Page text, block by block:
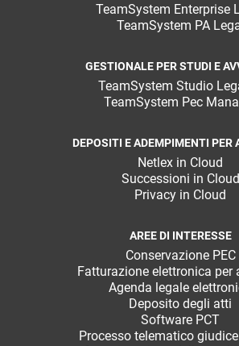
TeamSystem Enterprise
TeamSystem PA
GESTIONALE PER STUDI E
TeamSystem Studio
TeamSystem Pec
DEPOSITI E ADEMPIMENTI PER
Netlex in Cloud
Successioni in Cloud
Privacy in Cloud
AREE DI INTERESSE
Conservazione PEC
Fatturazione elettronica per
Agenda legale
Deposito degli atti
Software PCT
Processo telematico